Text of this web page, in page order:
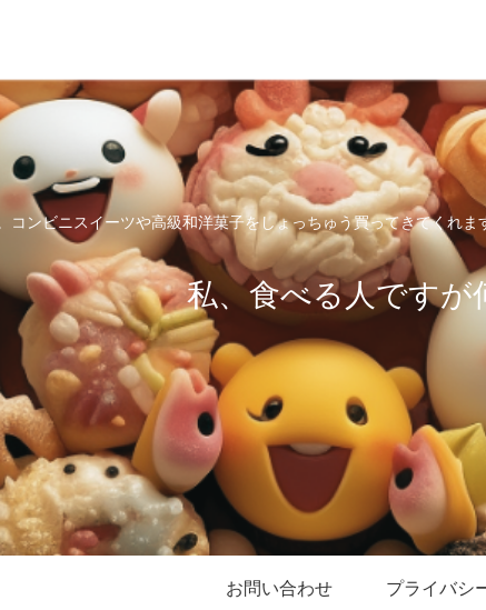
コンビニスイーツや高級和洋菓子をしょっちゅう買ってきてくれ
私、食べる人ですが
お問い合わせ プライバシ